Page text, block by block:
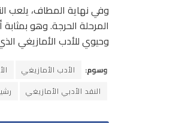
وفي نهاية المطاف، يلعب
المرحلة الحرجة. وهو
وحيوي للأدب الأمازيغي
وسوم: الأدب الأمازيغي
النقد الأدبي الأمازيغي